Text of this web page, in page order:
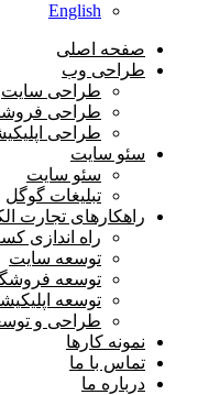
English
صفحه اصلی
طراحی وب
طراحی سایت
طراحی
طراحی
سئو سایت
سئو سایت
تبلیغات گوگل
راهکارهای تجارت
راه اندازی
توسعه سایت
توسعه
توسعه
طراحی و
نمونه کارها
تماس با ما
درباره ما